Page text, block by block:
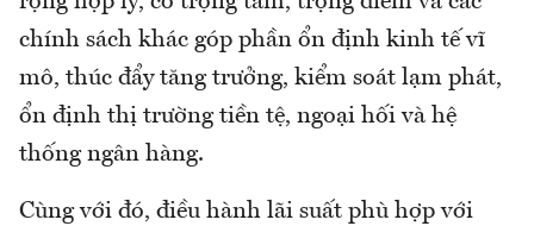
chính sách khác góp phần ổn định kinh tế vĩ
mô, thúc đẩy tăng trưởng, kiểm soát lạm phát,
ổn định thị trường tiền tệ, ngoại hối và hệ
thống ngân hàng.
Cùng với đó, điều hành lãi suất phù hợp với